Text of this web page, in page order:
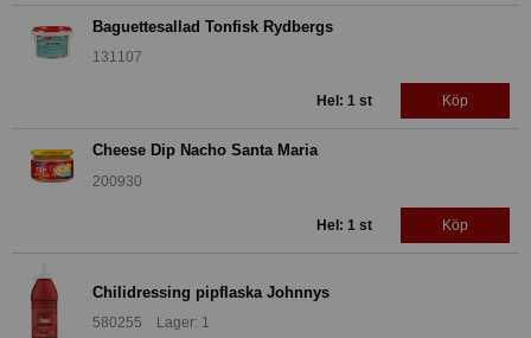
Baguettesallad Tonfisk Rydbergs
131107
Hel: 1 st Köp
Cheese Dip Nacho Santa Maria
200930
Hel: 1 st Köp
Chilidressing pipflaska Johnnys
580255 Lager: 1